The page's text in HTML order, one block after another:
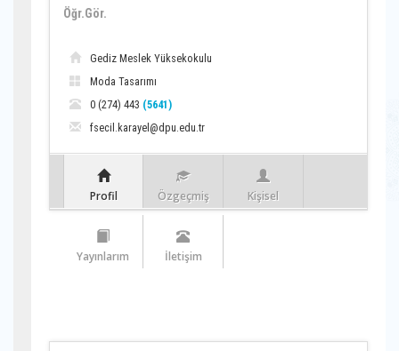
Öğr.Gör.
Gediz Meslek Yüksekokulu
Moda Tasarımı
0 (274) 443 (5641)
fsecil.karayel@dpu.edu.tr
Profil Özgeçmiş Kişisel
Yayınlarım İletişim